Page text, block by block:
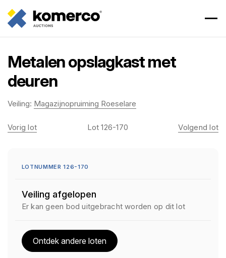
Metalen opslagkast met
deuren
Veiling: Magazijnopruiming Roeselare
Vorig lot Lot 126-170 Volgend lot
LOTNUMMER 126-170
Veiling afgelopen
Er kan geen bod uitgebracht worden op dit lot
Ontdek andere loten